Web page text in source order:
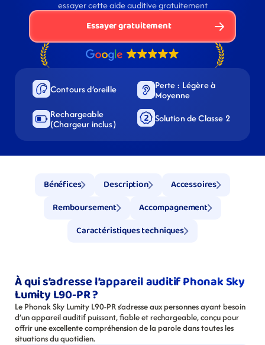
essayer cette aide auditive gratuitement
Essayer gratuitement
Contours d’oreille
Perte : Légère à
Moyenne
Rechargeable
(Chargeur inclus)
Solution de Classe 2
Bénéfices Description
Accessoires
Remboursement
Accompagnement
Caractéristiques techniques
À qui s’adresse l’appareil auditif Phonak Sky
Lumity L90-PR ?
Le Phonak Sky Lumity L90-PR s’adresse aux personnes ayant besoin
d’un appareil auditif puissant, fiable et rechargeable, conçu pour
offrir une excellente compréhension de la parole dans toutes les
situations du quotidien.